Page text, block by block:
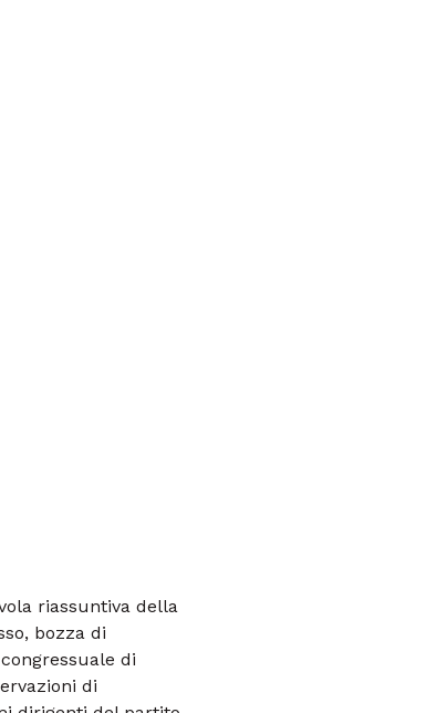
riassuntiva della
bozza di
di
di